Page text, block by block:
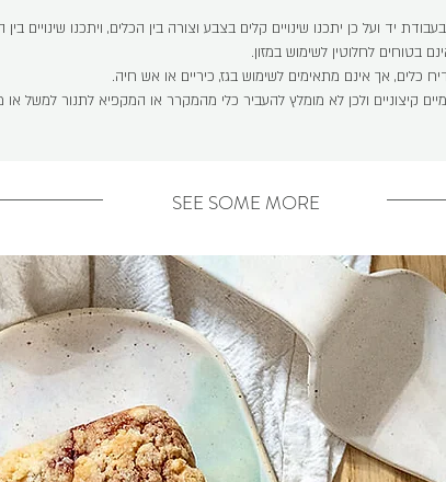
יד ועל כן יתכנו שינויים קלים בצבע וצורה בין הכלים, ויתכנו שינויים
כלים, אך אינם מתאימים לשימוש בגז, כיריים או אש חיה.
קיצוניים ולכן לא מומלץ להעביר כלי מהמקרר או המקפיא לתנור
SEE SOME MORE